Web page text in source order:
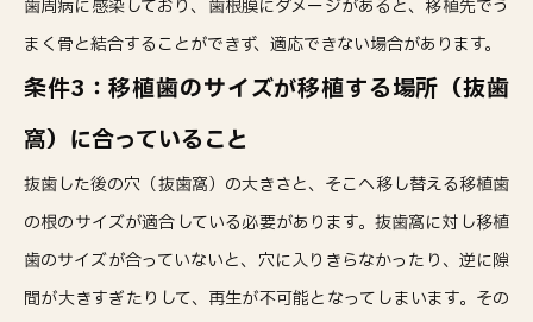
歯周病に感染しており、歯根膜にダメージがあると、移植先でう
まく骨と結合することができず、適応できない場合があります。
条件3：移植歯のサイズが移植する場所（抜歯
窩）に合っていること
抜歯した後の穴（抜歯窩）の大きさと、そこへ移し替える移植歯
の根のサイズが適合している必要があります。抜歯窩に対し移植
歯のサイズが合っていないと、穴に入りきらなかったり、逆に隙
間が大きすぎたりして、再生が不可能となってしまいます。その